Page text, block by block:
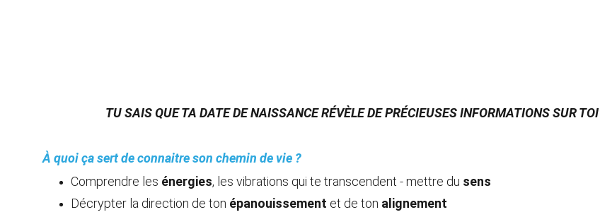
TU SAIS QUE TA DATE DE NAISSANCE RÉVÈLE DE PRÉCIEUSES INFORMATIONS SUR
À quoi ça sert de connaitre son chemin de vie ?
Comprendre les énergies, les vibrations qui te transcendent - mettre du sens
Décrypter la direction de ton épanouissement et de ton alignement